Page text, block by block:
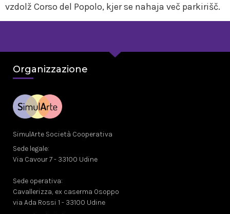
vzdolž Corso del Popolo, kjer se nahaja več parkirišč.
Organizzazione
SimulArte Società Cooperativa
Sede legale:
Via Cavour 7 - 33100 Udine
Sede operativa:
Cavallerizza, ex caserma Osoppo
via Ada Rossi 1 - 33100 Udine